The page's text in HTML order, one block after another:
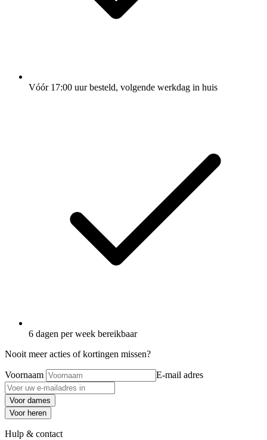
Vóór 17:00 uur besteld, volgende werkdag in huis
6 dagen per week bereikbaar
Nooit meer acties of kortingen missen?
Voornaam E-mail adres
Voor dames
Voor heren
Hulp & contact